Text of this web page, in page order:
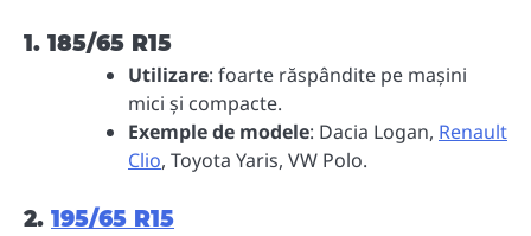
1. 185/65 R15
Utilizare: foarte răspândite pe mașini
mici și compacte.
Exemple de modele: Dacia Logan, Renault
Clio, Toyota Yaris, VW Polo.
2. 195/65 R15